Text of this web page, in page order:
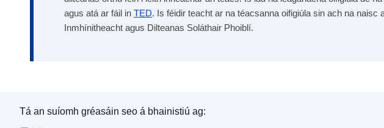
agus atá ar fáil in TED. Is féidir teacht ar na téacsanna oifigiúla sin ach na
Inmhínitheacht agus Dilteanas Soláthair Phoiblí.
Tá an suíomh gréasáin seo á bhainistiú ag: